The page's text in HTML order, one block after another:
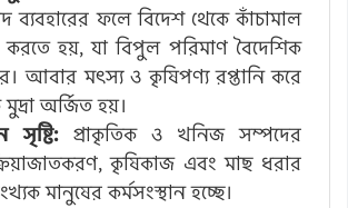
ব্যবহারের ফলে বিদেশ থেকে কাঁচামাল
হয়, যা বিপুল পরিমাণ বৈদেশিক
আবার মৎস্য ও কৃষিপণ্য রপ্তানি করে
অর্জিত হয়।
সৃষ্টি: প্রাকৃতিক ও খনিজ সম্পদের
কৃষিকাজ এবং মাছ ধরার
মানুষের কর্মসংস্থান হচ্ছে।